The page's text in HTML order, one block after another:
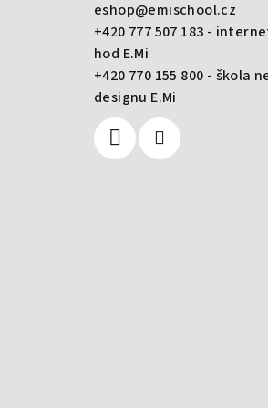
eshop@emischool.cz
+420 777 507 183 -
hod E.Mi
+420 770 155 800 - škola
designu E.Mi